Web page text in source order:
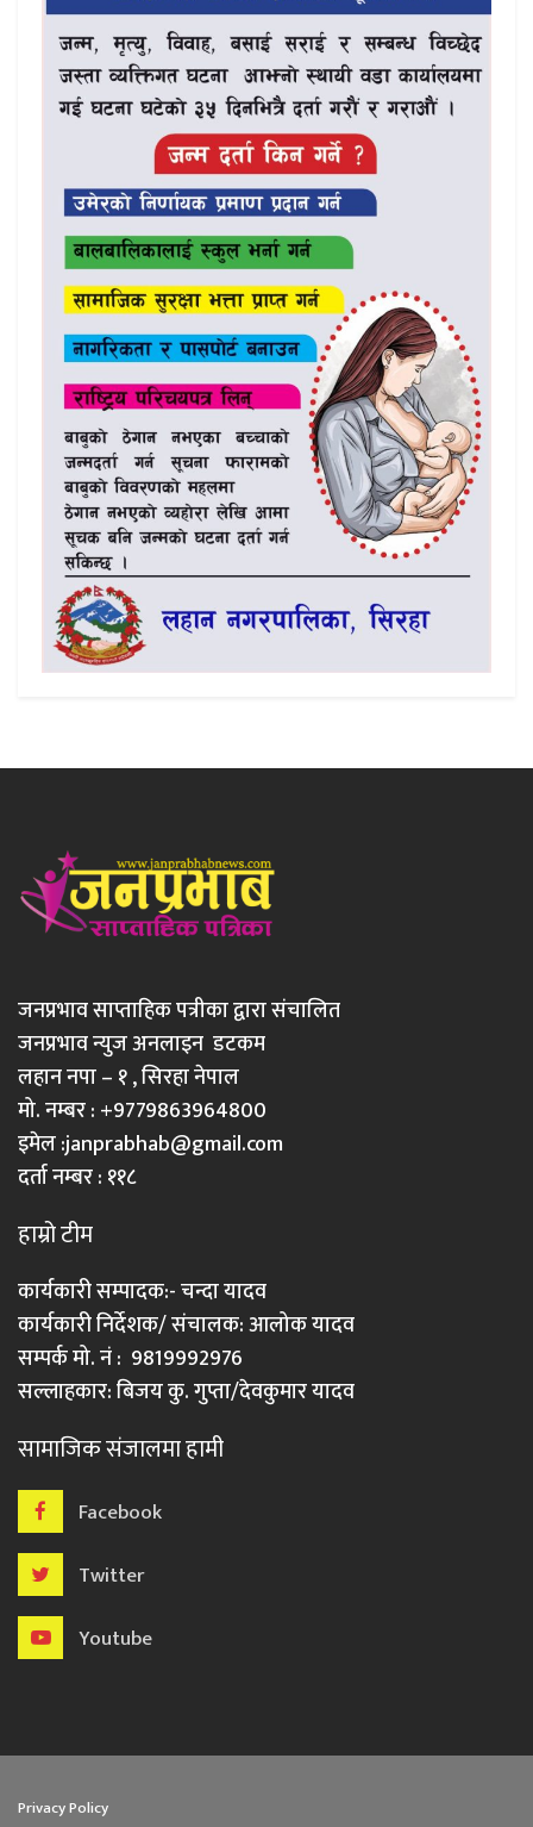
जनप्रभाव साप्ताहिक पत्रीका द्वारा संचालित
जनप्रभाव न्युज अनलाइन डटकम
लहान नपा – १ , सिरहा नेपाल
मो. नम्बर : +9779863964800
इमेल :janprabhab@gmail.com
दर्ता नम्बर : ११८
हाम्रो टीम
कार्यकारी सम्पादक:- चन्दा यादव
कार्यकारी निर्देशक/ संचालक: आलोक यादव
सम्पर्क मो. नं : 9819992976
सल्लाहकार: बिजय कु. गुप्ता/देवकुमार यादव
सामाजिक संजालमा हामी
Facebook
Twitter
Youtube
Privacy Policy